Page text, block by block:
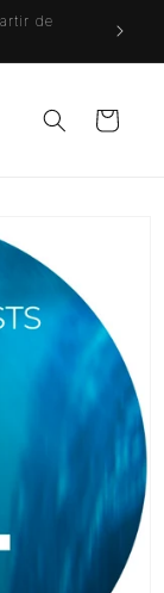
de
Carrito